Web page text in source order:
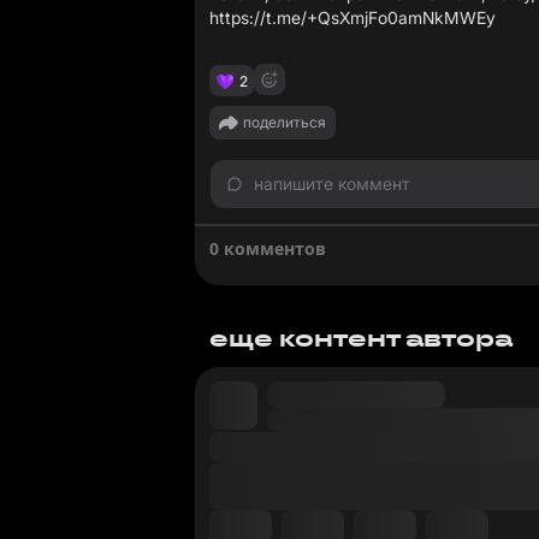
https://t.me/+QsXmjFo0amNkMWEy
2
поделиться
напишите коммент
0 комментов
еще контент автора